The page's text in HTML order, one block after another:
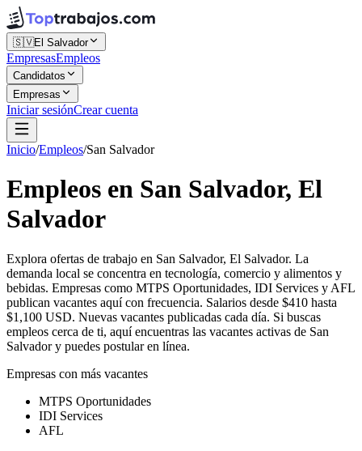
🇸🇻El Salvador
EmpresasEmpleos
Candidatos
Empresas
Iniciar sesiónCrear cuenta
Inicio/Empleos/San Salvador
Empleos en San Salvador, El
Salvador
Explora ofertas de trabajo en San Salvador, El Salvador. La
demanda local se concentra en tecnología, comercio y alimentos y
bebidas. Empresas como MTPS Oportunidades, IDI Services y AFL
publican vacantes aquí con frecuencia. Salarios desde $410 hasta
$1,100 USD. Nuevas vacantes publicadas cada día. Si buscas
empleos cerca de ti, aquí encuentras las vacantes activas de San
Salvador y puedes postular en línea.
Empresas con más vacantes
MTPS Oportunidades
IDI Services
AFL